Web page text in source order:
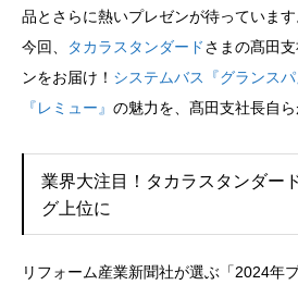
品とさらに熱いプレゼンが待っています
今回、
タカラスタンダードさまの髙田
ンをお届け！ システムバス『グランスパ
『レミュー』 の魅力を、髙田支社長自ら
業界大注目！タカラスタンダー
グ上位に
リフォーム産業新聞社が選ぶ「2024年